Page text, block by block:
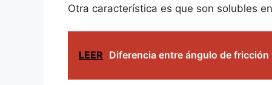
Otra característica es que son solubles
LEER Diferencia entre ángulo de